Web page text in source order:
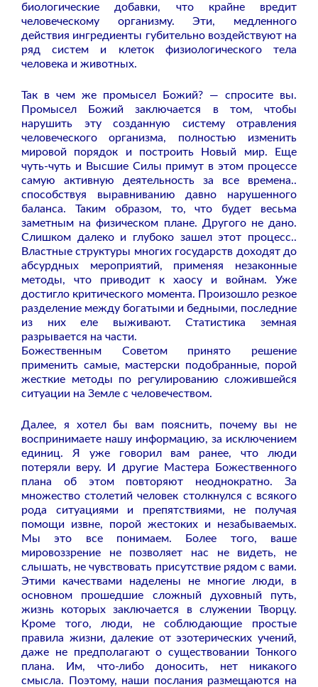
биологические добавки, что крайне вредит
человеческому организму. Эти, медленного
действия ингредиенты губительно воздействуют на
ряд систем и клеток физиологического тела
человека и животных.
Так в чем же промысел Божий? — спросите вы.
Промысел Божий заключается в том, чтобы
нарушить эту созданную систему отравления
человеческого организма, полностью изменить
мировой порядок и построить Новый мир. Еще
чуть-чуть и Высшие Силы примут в этом процессе
самую активную деятельность за все времена..
способствуя выравниванию давно нарушенного
баланса. Таким образом, то, что будет весьма
заметным на физическом плане. Другого не дано.
Слишком далеко и глубоко зашел этот процесс..
Властные структуры многих государств доходят до
абсурдных мероприятий, применяя незаконные
методы, что приводит к хаосу и войнам. Уже
достигло критического момента. Произошло резкое
разделение между богатыми и бедными, последние
из них еле выживают. Статистика земная
разрывается на части.
Божественным Советом принято решение
применить самые, мастерски подобранные, порой
жесткие методы по регулированию сложившейся
ситуации на Земле с человечеством.
Далее, я хотел бы вам пояснить, почему вы не
воспринимаете нашу информацию, за исключением
единиц. Я уже говорил вам ранее, что люди
потеряли веру. И другие Мастера Божественного
плана об этом повторяют неоднократно. За
множество столетий человек столкнулся с всякого
рода ситуациями и препятствиями, не получая
помощи извне, порой жестоких и незабываемых.
Мы это все понимаем. Более того, ваше
мировоззрение не позволяет нас не видеть, не
слышать, не чувствовать присутствие рядом с вами.
Этими качествами наделены не многие люди, в
основном прошедшие сложный духовный путь,
жизнь которых заключается в служении Творцу.
Кроме того, люди, не соблюдающие простые
правила жизни, далекие от эзотерических учений,
даже не предполагают о существовании Тонкого
плана. Им, что-либо доносить, нет никакого
смысла. Поэтому, наши послания размещаются на